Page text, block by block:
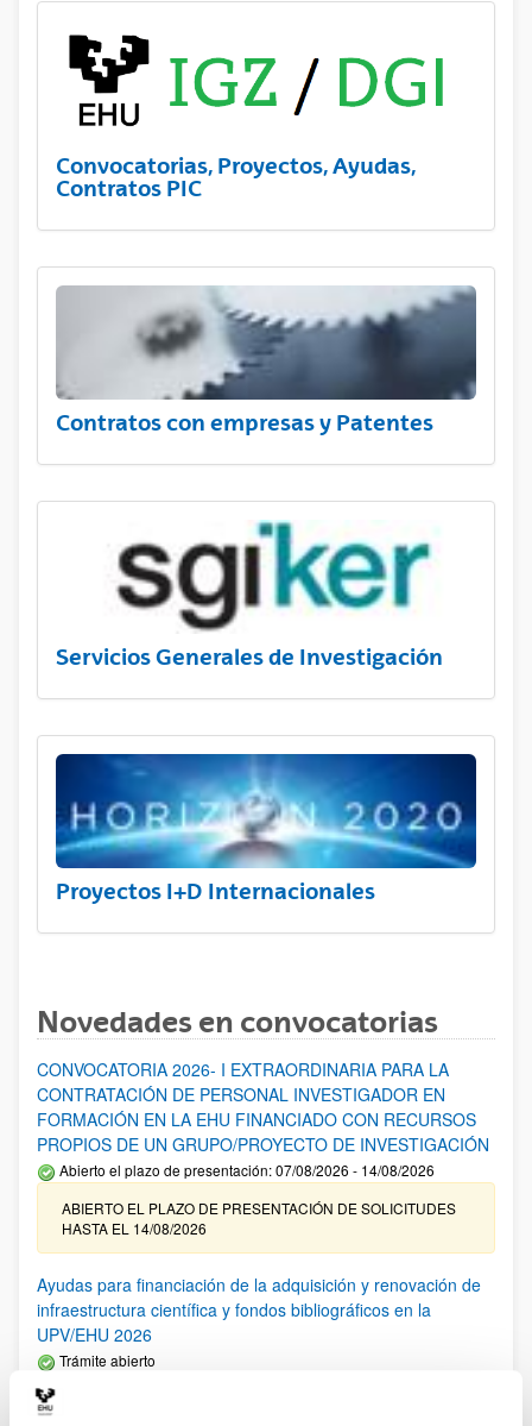
Convocatorias, Proyectos, Ayudas,
Contratos PIC
Contratos con empresas y Patentes
Servicios Generales de Investigación
Proyectos I+D Internacionales
Novedades en convocatorias
CONVOCATORIA 2026- I EXTRAORDINARIA PARA LA
CONTRATACIÓN DE PERSONAL INVESTIGADOR EN
FORMACIÓN EN LA EHU FINANCIADO CON RECURSOS
PROPIOS DE UN GRUPO/PROYECTO DE INVESTIGACIÓN
Abierto el plazo de presentación: 07/08/2026 - 14/08/2026
ABIERTO EL PLAZO DE PRESENTACIÓN DE SOLICITUDES
HASTA EL 14/08/2026
Ayudas para financiación de la adquisición y renovación de
infraestructura científica y fondos bibliográficos en la
UPV/EHU 2026
Trámite abierto